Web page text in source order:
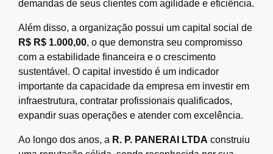
demandas de seus clientes com agilidade e eficiência.
Além disso, a organização possui um capital social de
R$ R$ 1.000,00, o que demonstra seu compromisso
com a estabilidade financeira e o crescimento
sustentável. O capital investido é um indicador
importante da capacidade da empresa em investir em
infraestrutura, contratar profissionais qualificados,
expandir suas operações e atender com excelência.
Ao longo dos anos, a R. P. PANERAI LTDA construiu